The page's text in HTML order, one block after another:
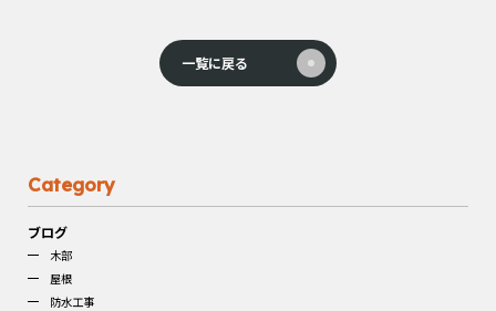
一覧に戻る
Category
ブログ
木部
屋根
防水工事